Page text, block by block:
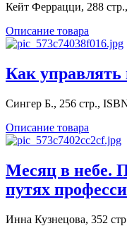
Кейт Феррацци, 288
Описание товара
Как управлять
Сингер Б., 256 стр.,
Описание товара
Месяц в небе.
путях
Инна Кузнецова, 352